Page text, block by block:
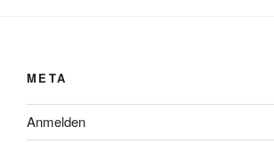
META
Anmelden